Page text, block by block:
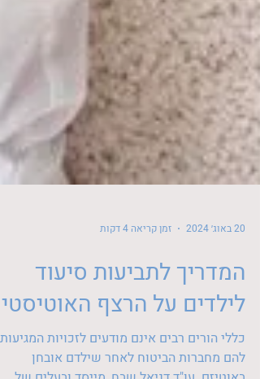
20 באוג׳ 2024 זמן קריאה 4 דקות
המדריך לתביעות סיעוד
לילדים על הרצף האוטיסטי